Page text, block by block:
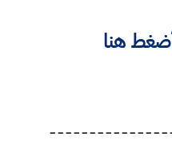
هنا